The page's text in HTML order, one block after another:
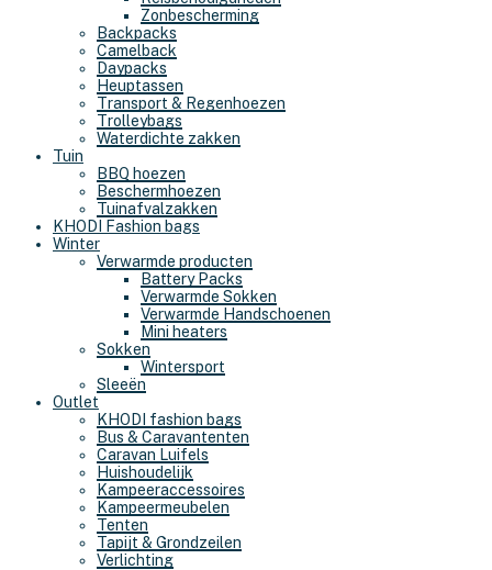
Zonbescherming
Backpacks
Camelback
Daypacks
Heuptassen
Transport & Regenhoezen
Trolleybags
Waterdichte zakken
Tuin
BBQ hoezen
Beschermhoezen
Tuinafvalzakken
KHODI Fashion bags
Winter
Verwarmde producten
Battery Packs
Verwarmde Sokken
Verwarmde Handschoenen
Mini heaters
Sokken
Wintersport
Sleeën
Outlet
KHODI fashion bags
Bus & Caravantenten
Caravan Luifels
Huishoudelijk
Kampeeraccessoires
Kampeermeubelen
Tenten
Tapijt & Grondzeilen
Verlichting